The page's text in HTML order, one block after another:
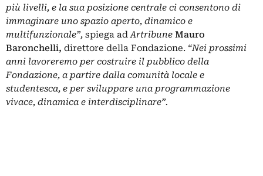
più livelli, e la sua posizione centrale ci consentono di
immaginare uno spazio aperto, dinamico e
multifunzionale”, spiega adArtribune Mauro
Baronchelli, direttore della Fondazione. “Nei prossimi
anni lavoreremo per costruire il pubblico della
Fondazione, a partire dalla comunità locale e
studentesca, e per sviluppare una programmazione
vivace, dinamica e interdisciplinare”.